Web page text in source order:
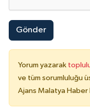
Gönder
Yorum yazarak
ve tüm sorumluluğu
Ajans Malatya